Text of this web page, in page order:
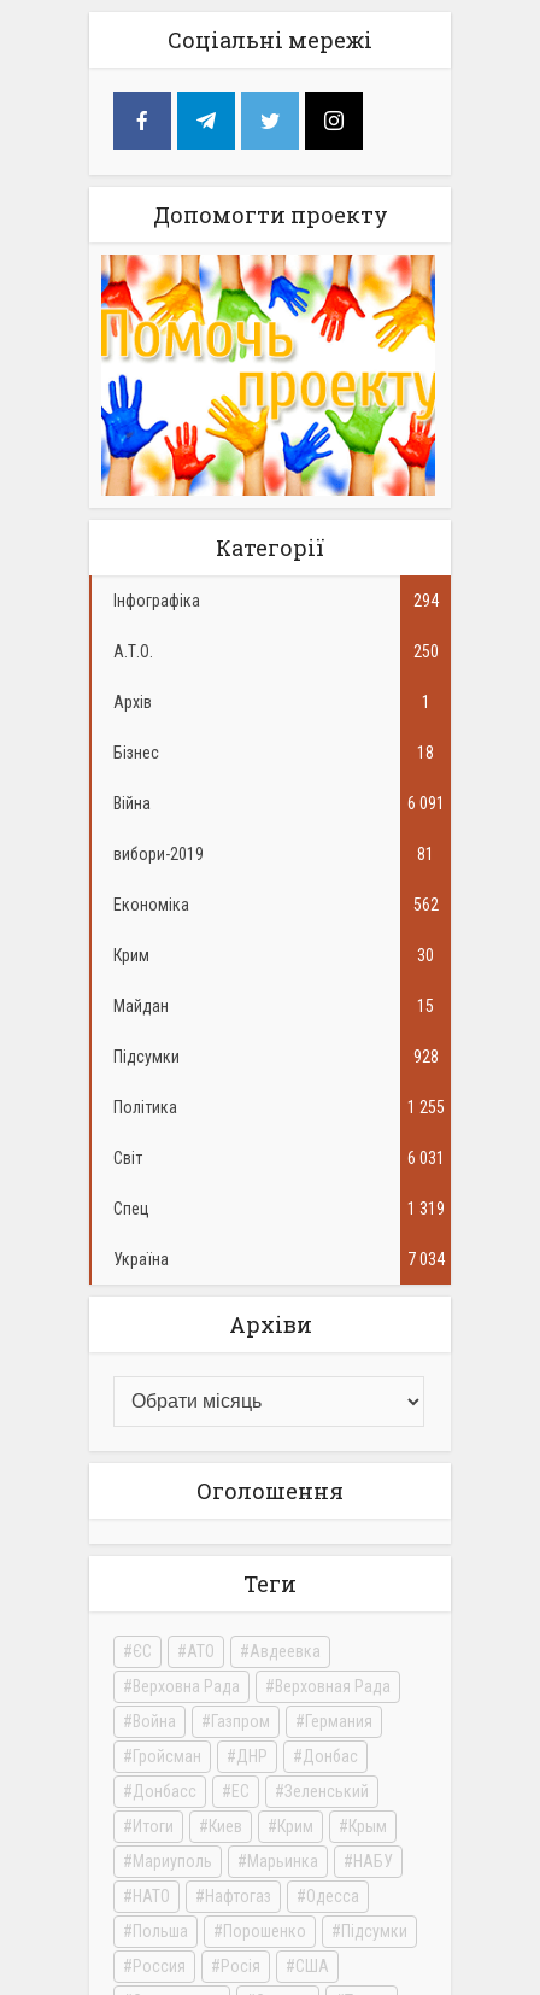
Соціальні мережі
Допомогти проекту
Категорії
Інфографіка 294
А.Т.О. 250
Архів 1
Бізнес 18
Війна 6 091
вибори-2019 81
Економіка 562
Крим 30
Майдан 15
Підсумки 928
Політика 1 255
Світ 6 031
Спец 1 319
Україна 7 034
Архіви
Оголошення
Теги
ЄС АТО
Авдеевка
Верховна Рада
Верховная Рада
Война
Газпром
Германия
Гройсман
ДНР
Донбас
Донбасс
ЕС
Зеленський
Итоги
Киев Крим
Крым
Мариуполь
Марьинка
НАБУ
НАТО
Нафтогаз
Одесса
Польша
Порошенко
Підсумки
Россия
Росія
США